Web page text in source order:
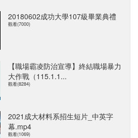
20180602成功大學107級畢業典禮
觀看(7000)
【職場霸凌防治宣導】終結職場暴力
大作戰（115.1.1...
觀看(8284)
2021成大材料系招生短片_中英字
幕.mp4
觀看(1069)